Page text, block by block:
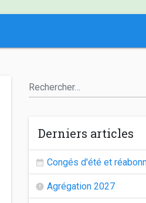
Derniers articles
Congés d'été et
Agrégation 2027